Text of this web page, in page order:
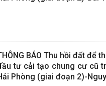
BÁO Thu hồi đất để
tư cải tạo chung cư cũ
Phòng (giai đoạn 2)-